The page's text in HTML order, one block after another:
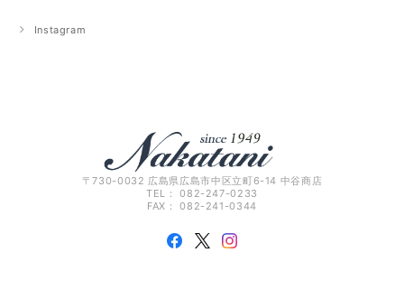
Instagram
〒730-0032 広島県広島市中区立町6-14 中谷商店
TEL： 082-247-0233
FAX： 082-241-0344